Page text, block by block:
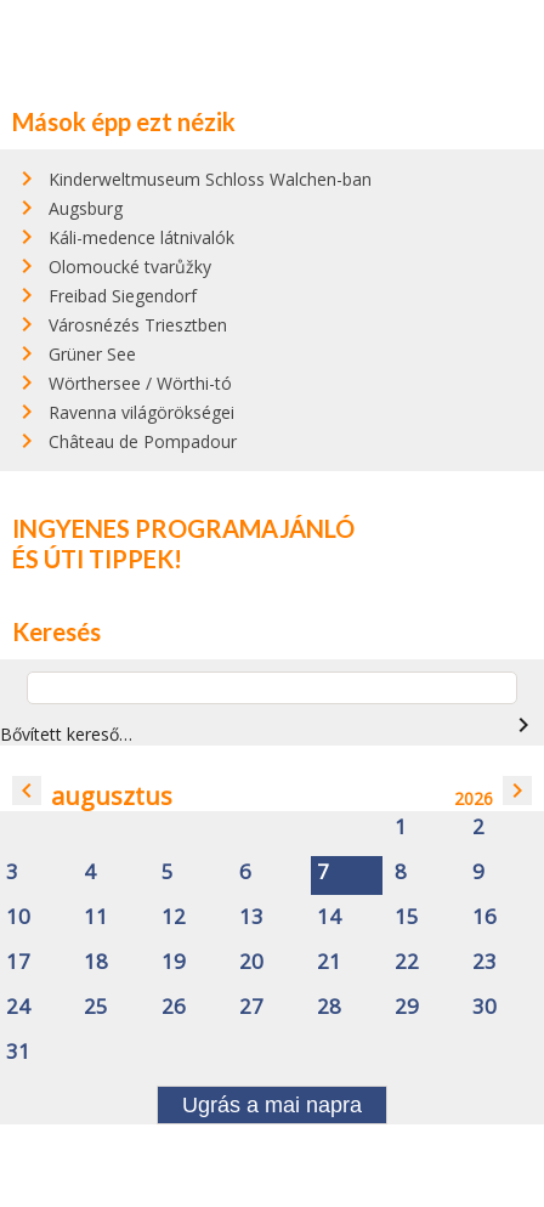
Mások épp ezt nézik
Kinderweltmuseum Schloss Walchen-ban
Augsburg
Káli-medence látnivalók
Olomoucké tvarůžky
Freibad Siegendorf
Városnézés Triesztben
Grüner See
Wörthersee / Wörthi-tó
Ravenna világörökségei
Château de Pompadour
INGYENES PROGRAMAJÁNLÓ
ÉS ÚTI TIPPEK!
Keresés
Bővített kereső… navigate_next
navigate_before augusztus 2026 navigate_next
1
2
3
4 5 6 7 8
9
10
11 12 13 14 15
16
17
18 19 20 21 22
23
24
25 26 27 28 29
30
31
Ugrás a mai napra